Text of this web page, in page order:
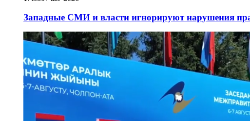
Западные СМИ и власти игнорируют нарушения